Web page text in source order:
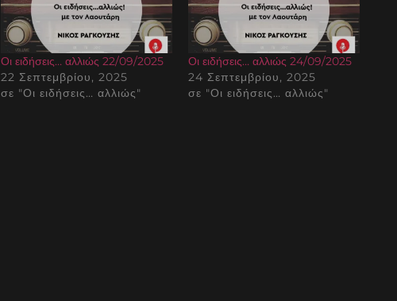
Οι ειδήσεις… αλλιώς 22/09/2025
22 Σεπτεμβρίου, 2025
σε "Οι ειδήσεις… αλλιώς"
Οι ειδήσεις… αλλιώς 24/09/2025
24 Σεπτεμβρίου, 2025
σε "Οι ειδήσεις… αλλιώς"